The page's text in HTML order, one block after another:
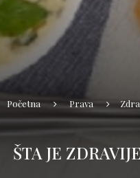
Početna Prava
ŠTA JE